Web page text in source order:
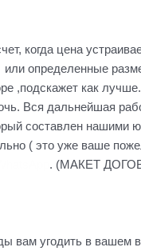
когда цена
определенные
,подскажет как
Вся дальнейшая
cоставлен нашими
( это уже ваше
. (МАКЕТ
вам угодить в вашем